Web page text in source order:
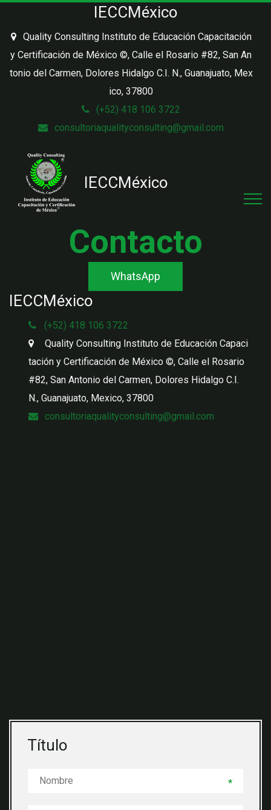
IECCMéxico
Quality Consulting Instituto de Educación Capacitación
y Certificación de México ©, Calle el Rosario #82, San An
tonio del Carmen, Dolores Hidalgo C.I. N., Guanajuato, Mex
ico, 37800
(+52) 418 106 3722
consultoriaqualityconsulting@gmail.com
IECCMéxico
Contacto
WhatsApp
IECCMéxico
(+52) 418 106 3722
Quality Consulting Instituto de Educación Capaci
tación y Certificación de México ©, Calle el Rosario
#82, San Antonio del Carmen, Dolores Hidalgo C.I.
N., Guanajuato, Mexico, 37800
consultoriaqualityconsulting@gmail.com
Título